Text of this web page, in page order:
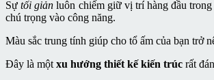
Sựtối giản luôn chiếm giữ vị trí hàng đầu
chú trọng vào công năng.
Màu sắc trung tính giúp cho tổ ấm của bạn trở
Đây là một xu hướng thiết kế kiến trúc rất